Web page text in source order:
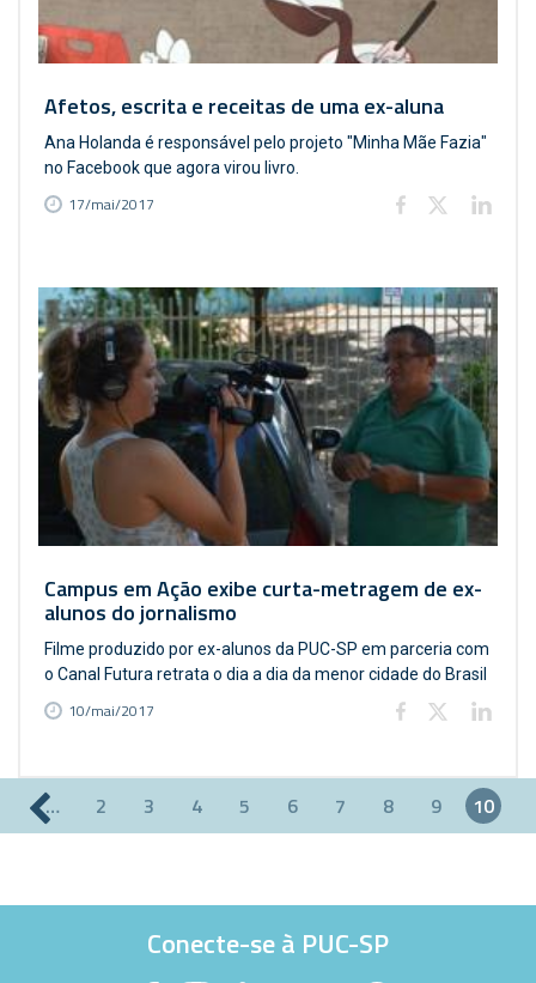
Afetos, escrita e receitas de uma ex-aluna
Ana Holanda é responsável pelo projeto "Minha Mãe Fazia"
no Facebook que agora virou livro.
17/mai/2017
Campus em Ação exibe curta-metragem de ex-
alunos do jornalismo
Filme produzido por ex-alunos da PUC-SP em parceria com
o Canal Futura retrata o dia a dia da menor cidade do Brasil
10/mai/2017
Páginas
… 2 3 4 5 6 7 8 9 10
Conecte-se à PUC-SP